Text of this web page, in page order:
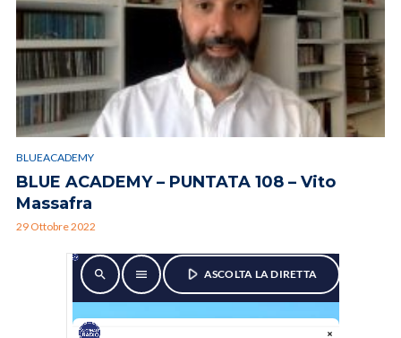
BLUEACADEMY
BLUE ACADEMY – PUNTATA 108 – Vito
Massafra
29 Ottobre 2022